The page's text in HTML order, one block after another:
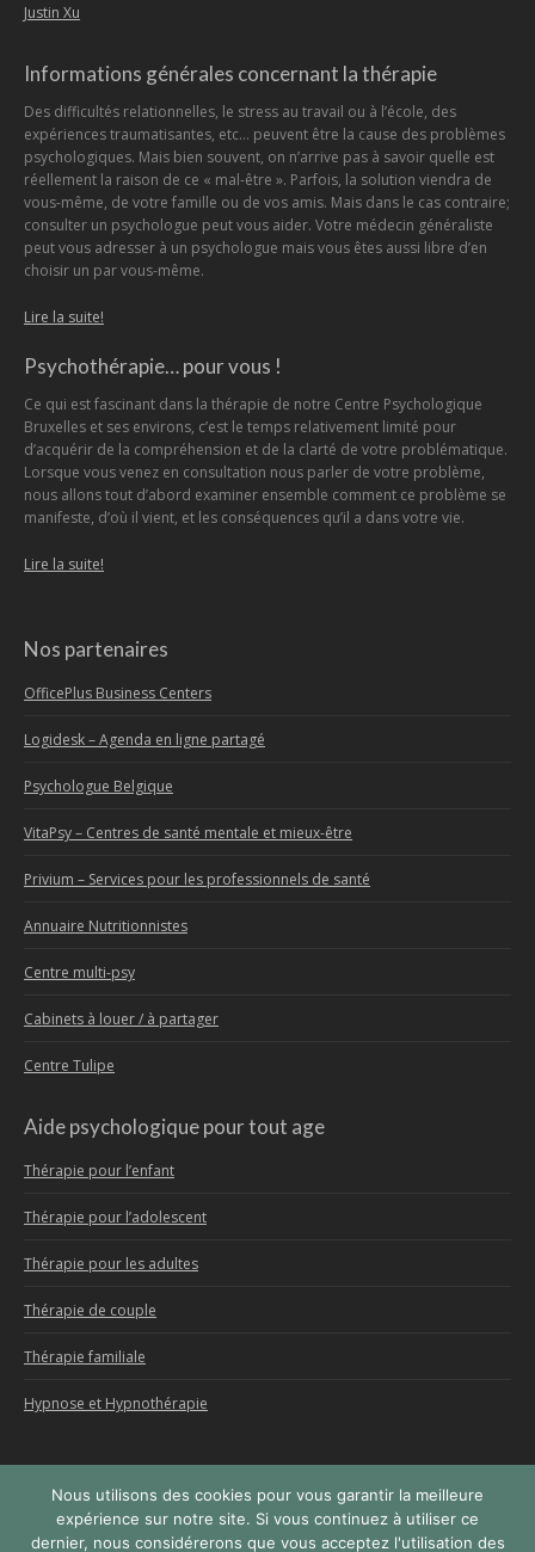
Justin Xu
Informations générales concernant la thérapie
Des difficultés relationnelles, le stress au travail ou à l’école, des
expériences traumatisantes, etc… peuvent être la cause des problèmes
psychologiques. Mais bien souvent, on n’arrive pas à savoir quelle est
réellement la raison de ce « mal-être ». Parfois, la solution viendra de
vous-même, de votre famille ou de vos amis. Mais dans le cas contraire;
consulter un psychologue peut vous aider. Votre médecin généraliste
peut vous adresser à un psychologue mais vous êtes aussi libre d’en
choisir un par vous-même.
Lire la suite!
Psychothérapie… pour vous !
Ce qui est fascinant dans la thérapie de notre Centre Psychologique
Bruxelles et ses environs, c’est le temps relativement limité pour
d’acquérir de la compréhension et de la clarté de votre problématique.
Lorsque vous venez en consultation nous parler de votre problème,
nous allons tout d’abord examiner ensemble comment ce problème se
manifeste, d’où il vient, et les conséquences qu’il a dans votre vie.
Lire la suite!
Nos partenaires
OfficePlus Business Centers
Logidesk – Agenda en ligne partagé
Psychologue Belgique
VitaPsy – Centres de santé mentale et mieux-être
Privium – Services pour les professionnels de santé
Annuaire Nutritionnistes
Centre multi-psy
Cabinets à louer / à partager
Centre Tulipe
Aide psychologique pour tout age
Thérapie pour l’enfant
Thérapie pour l’adolescent
Thérapie pour les adultes
Thérapie de couple
Thérapie familiale
Hypnose et Hypnothérapie
Menu
Copyright © 2026Centre Psy Bruxelles , tous droits réservés.
Nous utilisons des cookies pour vous garantir la meilleure
expérience sur notre site. Si vous continuez à utiliser ce
dernier, nous considérerons que vous acceptez l'utilisation des